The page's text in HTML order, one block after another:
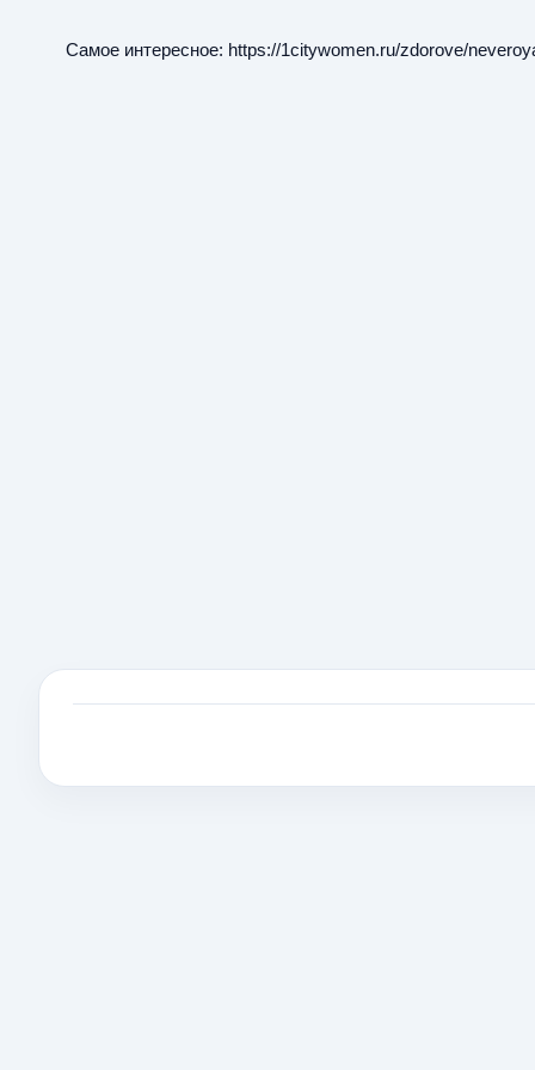
Самое интересное: https://1citywomen.ru/zdorove/